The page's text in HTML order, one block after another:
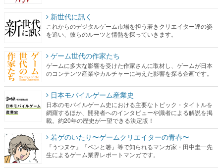
新世代に訊く
これからのデジタルゲーム市場を担う若きクリエイター達の姿
を追い、彼らのルーツと情熱を探っていきます。
ゲーム世代の作家たち
ゲームに多大な影響を受けた作家さんに取材し、ゲームが日本
のコンテンツ産業やカルチャーに与えた影響を探る企画です。
日本モバイルゲーム産業史
日本のモバイルゲーム史における主要なトピック・タイトルを
網羅するほか、開発者へのインタビューや識者による解説を掲
載。約20年の歴史が一望できる決定版！
若ゲのいたり〜ゲームクリエイターの青春〜
『うつヌケ』『ペンと箸』等で知られるマンガ家・田中圭一先
生によるゲーム業界レポートマンガです。